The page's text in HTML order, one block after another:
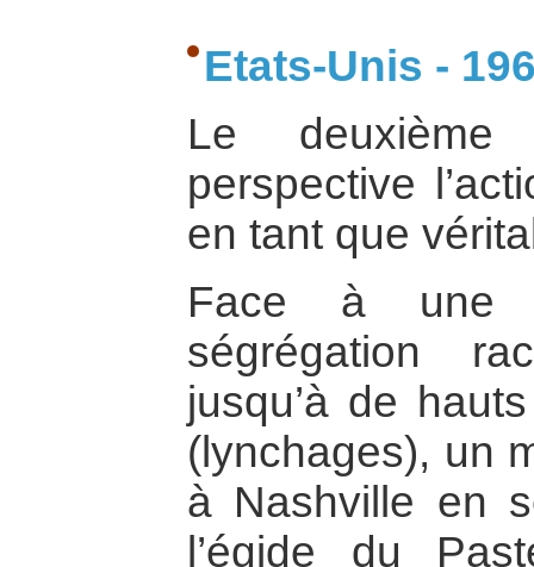
Etats-Unis -
Le
perspective
en tant que
Face à une
ségrégation
jusqu’à de
(lynchages), un
à Nashville en
l’égide du